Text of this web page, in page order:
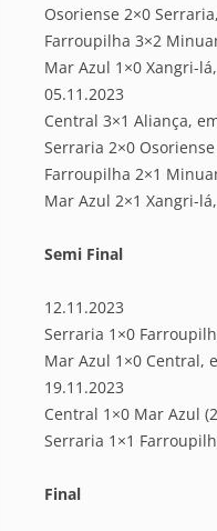
Osoriense 2×0
Farroupilha 3×2
Mar Azul 1×0 Xangri-
05.11.2023
Central 3×1 Aliança,
Serraria 2×0
Farroupilha 2×1
Mar Azul 2×1 Xangri-
Semi Final
12.11.2023
Serraria 1×0
Mar Azul 1×0 Central,
19.11.2023
Central 1×0 Mar Azul
Serraria 1×1
Final